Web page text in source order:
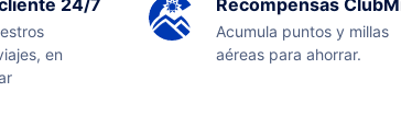
24/7
en
Recompensas
Acumula puntos y millas
aéreas para ahorrar.